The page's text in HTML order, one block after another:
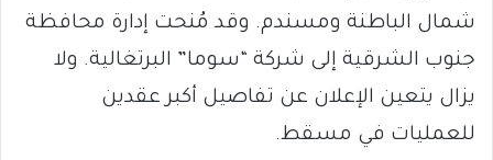
شمال الباطنة ومسندم. وقد مُنحت إدارة محافظة
جنوب الشرقية إلى شركة “سوما” البرتغالية. ولا
يزال يتعين الإعلان عن تفاصيل أكبر عقدين
للعمليات في مسقط.